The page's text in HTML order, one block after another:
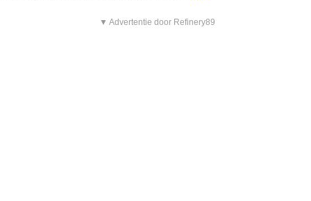
▼ Advertentie door Refinery89